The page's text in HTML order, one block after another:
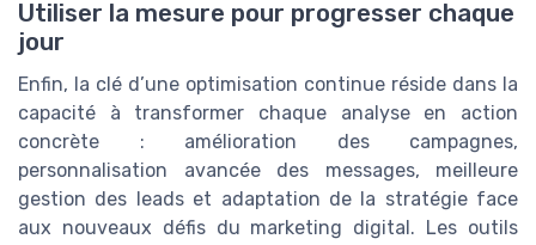
Utiliser la mesure pour progresser chaque
jour
Enfin, la clé d’une optimisation continue réside dans la
capacité à transformer chaque analyse en action
concrète : amélioration des campagnes,
personnalisation avancée des messages, meilleure
gestion des leads et adaptation de la stratégie face
aux nouveaux défis du marketing digital. Les outils